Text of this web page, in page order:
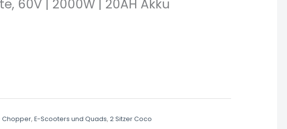
60V | 2000W | 20AH Akku
Chopper, E-Scooters und Quads, 2 Sitzer Coco